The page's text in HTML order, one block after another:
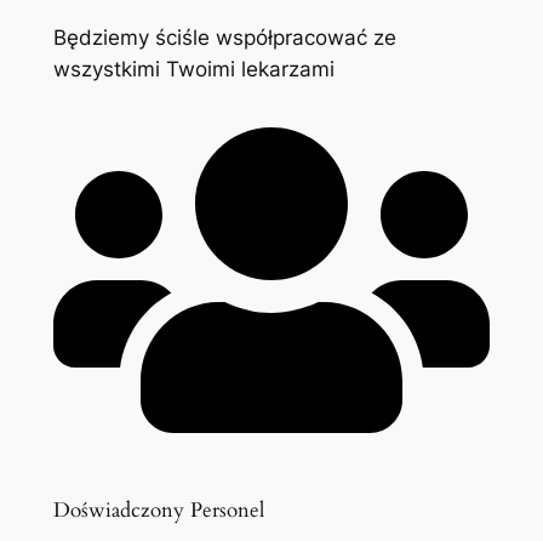
Będziemy ściśle współpracować ze
wszystkimi Twoimi lekarzami
Doświadczony Personel